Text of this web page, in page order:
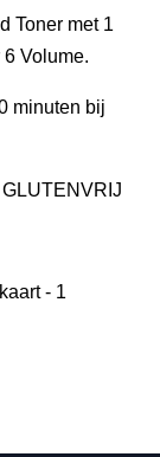
Toner met 1
Volume.
minuten bij
- 1